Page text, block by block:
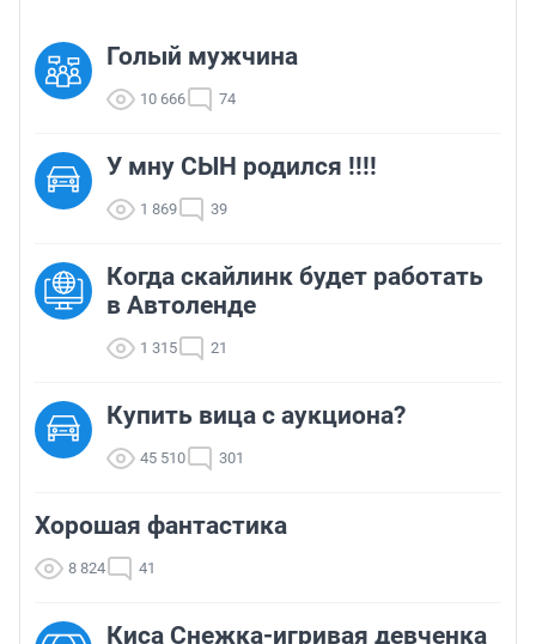
Голый мужчина
10 666 74
У мну СЫН родился !!!!
1 869 39
Когда скайлинк будет работать
в Автоленде
1 315 21
Купить вица с аукциона?
45 510 301
Хорошая фантастика
8 824 41
Киса Снежка-игривая девченка